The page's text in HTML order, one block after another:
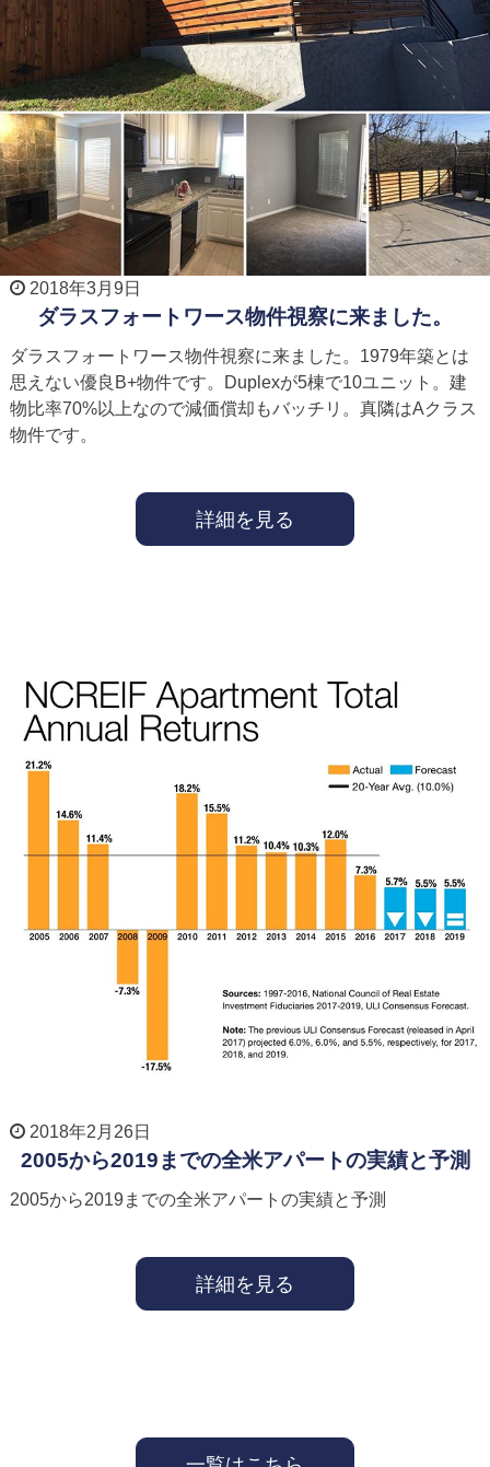
2018年3月9日
ダラスフォートワース物件視察に来ました。
ダラスフォートワース物件視察に来ました。1979年築とは
思えない優良B+物件です。Duplexが5棟で10ユニット。建
物比率70%以上なので減価償却もバッチリ。真隣はAクラス
物件です。
詳細を見る
2018年2月26日
2005から2019までの全米アパートの実績と予測
2005から2019までの全米アパートの実績と予測
詳細を見る